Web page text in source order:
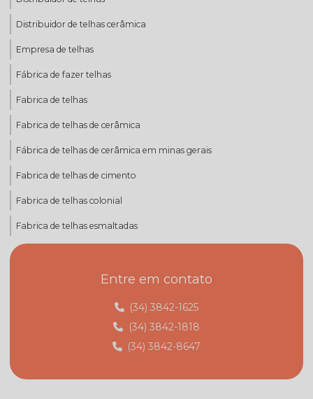
Distribuidor de telhas cerâmica
Empresa de telhas
Fábrica de fazer telhas
Fabrica de telhas
Fabrica de telhas de cerâmica
Fábrica de telhas de cerâmica em minas gerais
Fabrica de telhas de cimento
Fabrica de telhas colonial
Fabrica de telhas esmaltadas
Fabrica de telhas minas gerais
Fábrica de telhas em monte carmelo
Fábrica de telhas em monte carmelo mg
Fabricante de telhas cerâmicas
Entre em contato
(34) 3842-1625
(34) 3842-1818
(34) 3842-8647